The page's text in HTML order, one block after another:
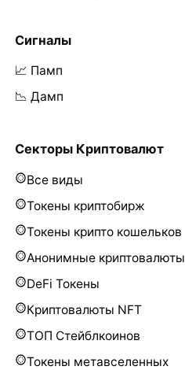
Сигналы
📈 Памп
📉 Дамп
Секторы Криптовалют
Все виды
Токены криптобирж
Токены крипто кошельков
Анонимные криптовалюты
DeFi Токены
Криптовалюты NFT
ТОП Стейблкоинов
Токены метавселенных